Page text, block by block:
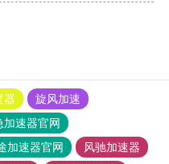
器
旋风加速
加速器官网
加速器官网
风驰加速器